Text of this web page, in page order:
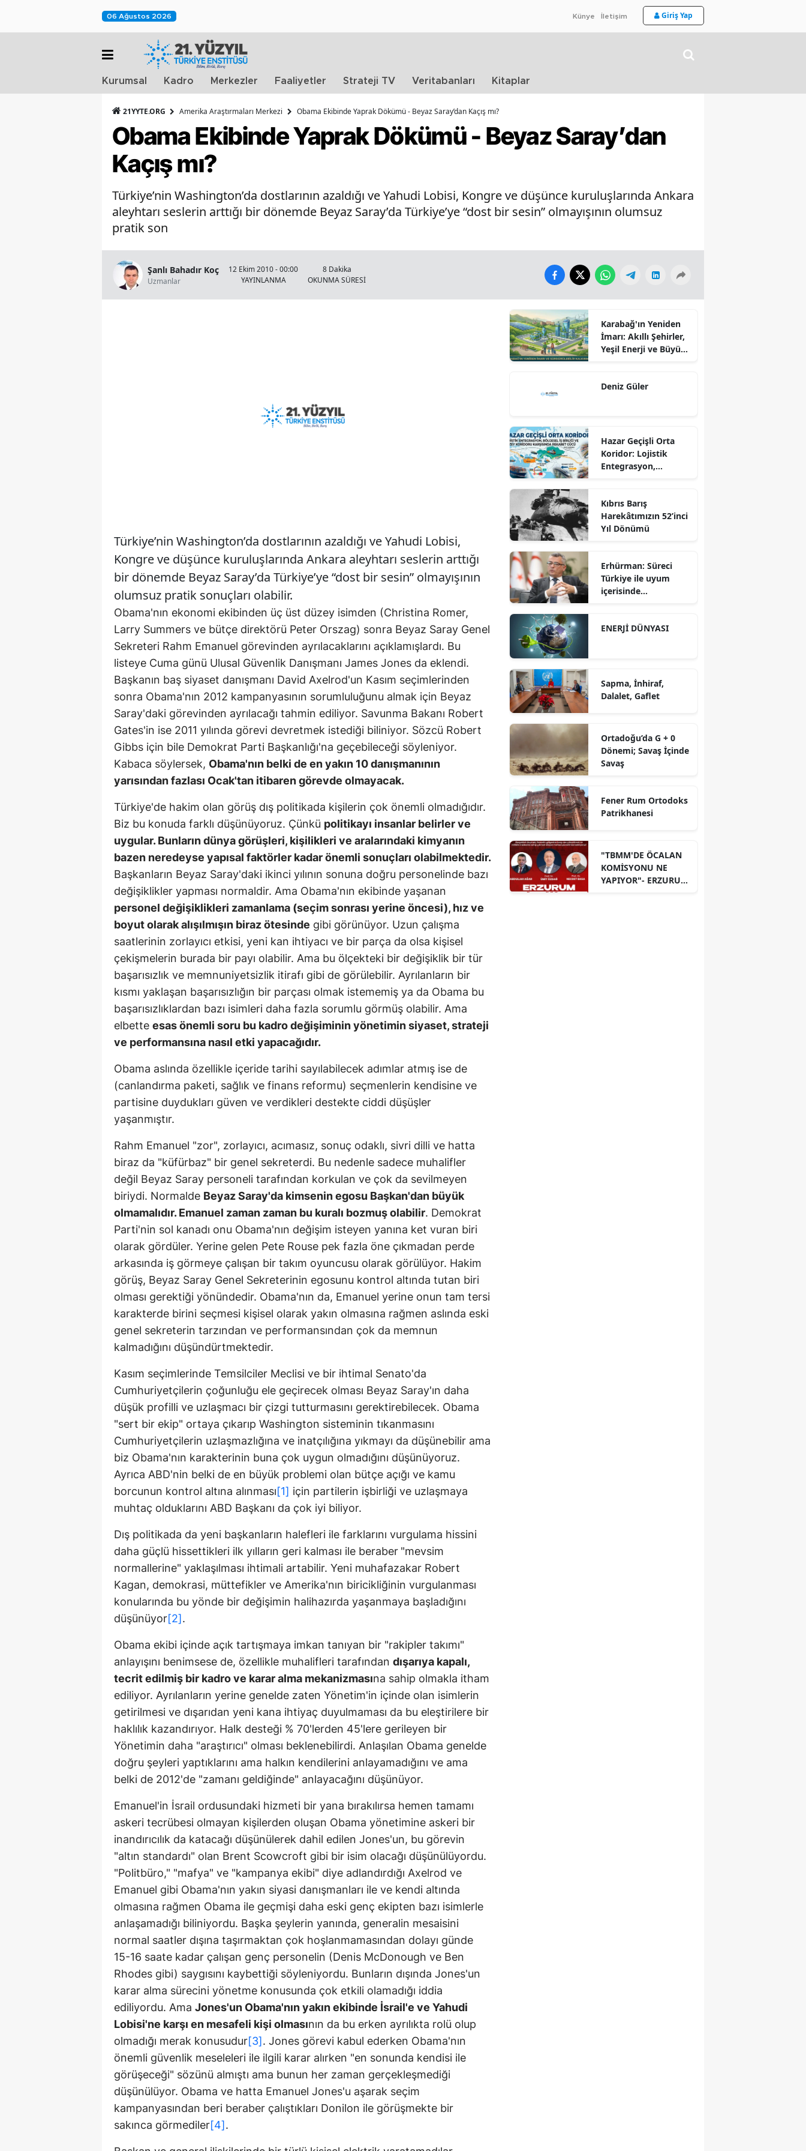
06 Ağustos 2026 Künye İletişim Giriş Yap
Kurumsal Kadro Merkezler Faaliyetler Strateji TV Veritabanları Kitaplar
21YYTE.ORG Amerika Araştırmaları Merkezi Obama Ekibinde Yaprak Dökümü - Beyaz Saray’dan Kaçış mı?
Obama Ekibinde Yaprak Dökümü - Beyaz Saray’dan
Kaçış mı?
Türkiye’nin Washington’da dostlarının azaldığı ve Yahudi Lobisi, Kongre ve düşünce kuruluşlarında Ankara
aleyhtarı seslerin arttığı bir dönemde Beyaz Saray’da Türkiye’ye “dost bir sesin” olmayışının olumsuz
pratik son
Şanlı Bahadır Koç
Uzmanlar
12 Ekim 2010 - 00:00
YAYINLANMA
8 Dakika
OKUNMA SÜRESİ
Türkiye’nin Washington’da dostlarının azaldığı ve Yahudi Lobisi,
Kongre ve düşünce kuruluşlarında Ankara aleyhtarı seslerin arttığı
bir dönemde Beyaz Saray’da Türkiye’ye “dost bir sesin” olmayışının
olumsuz pratik sonuçları olabilir.
Obama'nın ekonomi ekibinden üç üst düzey isimden (Christina Romer,
Larry Summers ve bütçe direktörü Peter Orszag) sonra Beyaz Saray Genel
Sekreteri Rahm Emanuel görevinden ayrılacaklarını açıklamışlardı. Bu
listeye Cuma günü Ulusal Güvenlik Danışmanı James Jones da eklendi.
Başkanın baş siyaset danışmanı David Axelrod'un Kasım seçimlerinden
sonra Obama'nın 2012 kampanyasının sorumluluğunu almak için Beyaz
Saray'daki görevinden ayrılacağı tahmin ediliyor. Savunma Bakanı Robert
Gates'in ise 2011 yılında görevi devretmek istediği biliniyor. Sözcü Robert
Gibbs için bile Demokrat Parti Başkanlığı'na geçebileceği söyleniyor.
Kabaca söylersek, Obama'nın belki de en yakın 10 danışmanının
yarısından fazlası Ocak'tan itibaren görevde olmayacak.
Türkiye'de hakim olan görüş dış politikada kişilerin çok önemli olmadığıdır.
Biz bu konuda farklı düşünüyoruz. Çünkü politikayı insanlar belirler ve
uygular. Bunların dünya görüşleri, kişilikleri ve aralarındaki kimyanın
bazen neredeyse yapısal faktörler kadar önemli sonuçları olabilmektedir.
Başkanların Beyaz Saray'daki ikinci yılının sonuna doğru personelinde bazı
değişiklikler yapması normaldir. Ama Obama'nın ekibinde yaşanan
personel değişiklikleri zamanlama (seçim sonrası yerine öncesi), hız ve
boyut olarak alışılmışın biraz ötesinde gibi görünüyor. Uzun çalışma
saatlerinin zorlayıcı etkisi, yeni kan ihtiyacı ve bir parça da olsa kişisel
çekişmelerin burada bir payı olabilir. Ama bu ölçekteki bir değişiklik bir tür
başarısızlık ve memnuniyetsizlik itirafı gibi de görülebilir. Ayrılanların bir
kısmı yaklaşan başarısızlığın bir parçası olmak istememiş ya da Obama bu
başarısızlıklardan bazı isimleri daha fazla sorumlu görmüş olabilir. Ama
elbette esas önemli soru bu kadro değişiminin yönetimin siyaset, strateji
ve performansına nasıl etki yapacağıdır.
Obama aslında özellikle içeride tarihi sayılabilecek adımlar atmış ise de
(canlandırma paketi, sağlık ve finans reformu) seçmenlerin kendisine ve
partisine duydukları güven ve verdikleri destekte ciddi düşüşler
yaşanmıştır.
Rahm Emanuel "zor", zorlayıcı, acımasız, sonuç odaklı, sivri dilli ve hatta
biraz da "küfürbaz" bir genel sekreterdi. Bu nedenle sadece muhalifler
değil Beyaz Saray personeli tarafından korkulan ve çok da sevilmeyen
biriydi. Normalde Beyaz Saray'da kimsenin egosu Başkan'dan büyük
olmamalıdır. Emanuel zaman zaman bu kuralı bozmuş olabilir. Demokrat
Parti'nin sol kanadı onu Obama'nın değişim isteyen yanına ket vuran biri
olarak gördüler. Yerine gelen Pete Rouse pek fazla öne çıkmadan perde
arkasında iş görmeye çalışan bir takım oyuncusu olarak görülüyor. Hakim
görüş, Beyaz Saray Genel Sekreterinin egosunu kontrol altında tutan biri
olması gerektiği yönündedir. Obama'nın da, Emanuel yerine onun tam tersi
karakterde birini seçmesi kişisel olarak yakın olmasına rağmen aslında eski
genel sekreterin tarzından ve performansından çok da memnun
kalmadığını düşündürtmektedir.
Kasım seçimlerinde Temsilciler Meclisi ve bir ihtimal Senato'da
Cumhuriyetçilerin çoğunluğu ele geçirecek olması Beyaz Saray'ın daha
düşük profilli ve uzlaşmacı bir çizgi tutturmasını gerektirebilecek. Obama
"sert bir ekip" ortaya çıkarıp Washington sisteminin tıkanmasını
Cumhuriyetçilerin uzlaşmazlığına ve inatçılığına yıkmayı da düşünebilir ama
biz Obama'nın karakterinin buna çok uygun olmadığını düşünüyoruz.
Ayrıca ABD'nin belki de en büyük problemi olan bütçe açığı ve kamu
borcunun kontrol altına alınması[1] için partilerin işbirliği ve uzlaşmaya
muhtaç olduklarını ABD Başkanı da çok iyi biliyor.
Dış politikada da yeni başkanların halefleri ile farklarını vurgulama hissini
daha güçlü hissettikleri ilk yılların geri kalması ile beraber "mevsim
normallerine" yaklaşılması ihtimali artabilir. Yeni muhafazakar Robert
Kagan, demokrasi, müttefikler ve Amerika'nın biricikliğinin vurgulanması
konularında bu yönde bir değişimin halihazırda yaşanmaya başladığını
düşünüyor[2].
Obama ekibi içinde açık tartışmaya imkan tanıyan bir "rakipler takımı"
anlayışını benimsese de, özellikle muhalifleri tarafından dışarıya kapalı,
tecrit edilmiş bir kadro ve karar alma mekanizmasına sahip olmakla itham
ediliyor. Ayrılanların yerine genelde zaten Yönetim'in içinde olan isimlerin
getirilmesi ve dışarıdan yeni kana ihtiyaç duyulmaması da bu eleştirilere bir
haklılık kazandırıyor. Halk desteği % 70'lerden 45'lere gerileyen bir
Yönetimin daha "araştırıcı" olması beklenebilirdi. Anlaşılan Obama genelde
doğru şeyleri yaptıklarını ama halkın kendilerini anlayamadığını ve ama
belki de 2012'de "zamanı geldiğinde" anlayacağını düşünüyor.
Emanuel'in İsrail ordusundaki hizmeti bir yana bırakılırsa hemen tamamı
askeri tecrübesi olmayan kişilerden oluşan Obama yönetimine askeri bir
inandırıcılık da katacağı düşünülerek dahil edilen Jones'un, bu görevin
"altın standardı" olan Brent Scowcroft gibi bir isim olacağı düşünülüyordu.
"Politbüro," "mafya" ve "kampanya ekibi" diye adlandırdığı Axelrod ve
Emanuel gibi Obama'nın yakın siyasi danışmanları ile ve kendi altında
olmasına rağmen Obama ile geçmişi daha eski genç ekipten bazı isimlerle
anlaşamadığı biliniyordu. Başka şeylerin yanında, generalin mesaisini
normal saatler dışına taşırmaktan çok hoşlanmamasından dolayı günde
15-16 saate kadar çalışan genç personelin (Denis McDonough ve Ben
Rhodes gibi) saygısını kaybettiği söyleniyordu. Bunların dışında Jones'un
karar alma sürecini yönetme konusunda çok etkili olamadığı iddia
ediliyordu. Ama Jones'un Obama'nın yakın ekibinde İsrail'e ve Yahudi
Lobisi'ne karşı en mesafeli kişi olmasının da bu erken ayrılıkta rolü olup
olmadığı merak konusudur[3]. Jones görevi kabul ederken Obama'nın
önemli güvenlik meseleleri ile ilgili karar alırken "en sonunda kendisi ile
görüşeceği" sözünü almıştı ama bunun her zaman gerçekleşmediği
düşünülüyor. Obama ve hatta Emanuel Jones'u aşarak seçim
kampanyasından beri beraber çalıştıkları Donilon ile görüşmekte bir
sakınca görmediler[4].
Karabağ'ın Yeniden
İmarı: Akıllı Şehirler,
Yeşil Enerji ve Büyük
Sürdürülebilir
Deniz Güler
Hazar Geçişli Orta
Koridor: Lojistik
Entegrasyon,
Karşısında Rekabet
Gücü
Kıbrıs Barış
Harekâtımızın 52’inci
Yıl Dönümü
Erhürman: Süreci
Türkiye ile uyum
içerisinde
ENERJİ DÜNYASI
Sapma, İnhiraf,
Dalalet, Gaflet
Ortadoğu’da G + 0
Dönemi; Savaş İçinde
Savaş
Fener Rum Ortodoks
Patrikhanesi
"TBMM'DE ÖCALAN
KOMİSYONU NE
YAPIYOR"- ERZURUM